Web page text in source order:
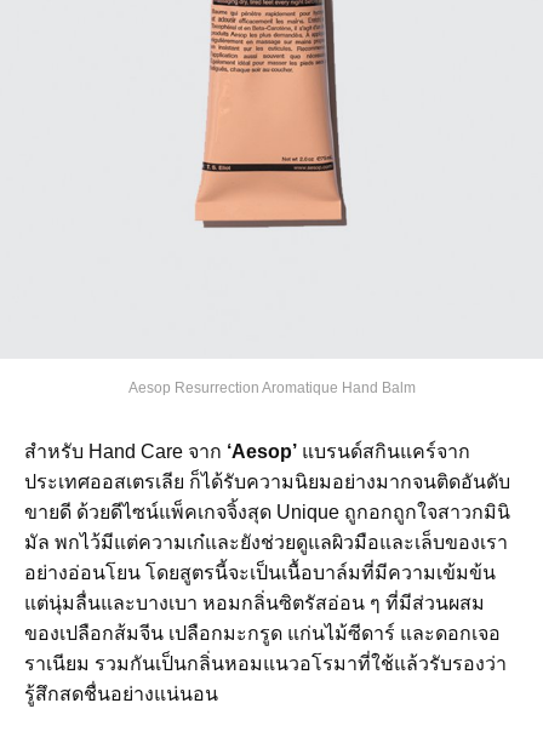
Aesop Resurrection Aromatique Hand Balm
สำหรับ Hand Care จาก ‘Aesop’ แบรนด์สกินแคร์จาก
ประเทศออสเตรเลีย ก็ได้รับความนิยมอย่างมากจนติดอันดับ
ขายดี ด้วยดีไซน์แพ็คเกจจิ้งสุด Unique ถูกอกถูกใจสาวกมินิ
มัล พกไว้มีแต่ความเก๋และยังช่วยดูแลผิวมือและเล็บของเรา
อย่างอ่อนโยน โดยสูตรนี้จะเป็นเนื้อบาล์มที่มีความเข้มข้น
แต่นุ่มลื่นและบางเบา หอมกลิ่นซิตรัสอ่อน ๆ ที่มีส่วนผสม
ของเปลือกส้มจีน เปลือกมะกรูด แก่นไม้ซีดาร์ และดอกเจอ
ราเนียม รวมกันเป็นกลิ่นหอมแนวอโรมาที่ใช้แล้วรับรองว่า
รู้สึกสดชื่นอย่างแน่นอน